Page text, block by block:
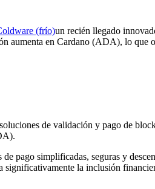
(frío)un recién llegado
aumenta en Cardano (ADA), lo que
de validación y pago de
pago simplificadas, seguras y
la inclusión